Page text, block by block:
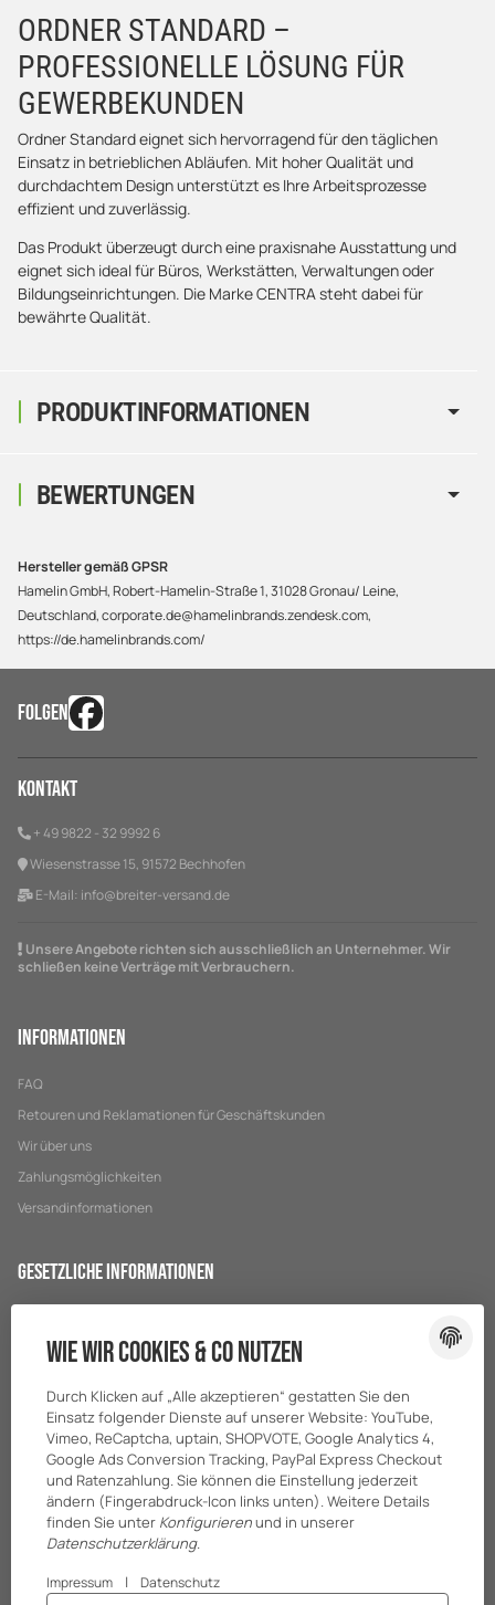
PRODUKTINFORMATIONEN
ORDNER STANDARD –
PROFESSIONELLE LÖSUNG FÜR
GEWERBEKUNDEN
Ordner Standard eignet sich hervorragend für den täglichen
Einsatz in betrieblichen Abläufen. Mit hoher Qualität und
durchdachtem Design unterstützt es Ihre Arbeitsprozesse
effizient und zuverlässig.
Das Produkt überzeugt durch eine praxisnahe Ausstattung und
eignet sich ideal für Büros, Werkstätten, Verwaltungen oder
Bildungseinrichtungen. Die Marke CENTRA steht dabei für
bewährte Qualität.
BEWERTUNGEN
Hersteller gemäß GPSR
Hamelin GmbH, Robert-Hamelin-Straße 1, 31028 Gronau/ Leine,
Deutschland, corporate.de@hamelinbrands.zendesk.com,
https://de.hamelinbrands.com/
FOLGEN
Kontakt
+ 49 9822 - 32 9992 6
Wiesenstrasse 15, 91572 Bechhofen
E-Mail: info@breiter-versand.de
Unsere Angebote richten sich ausschließlich an Unternehmer. Wir
schließen keine Verträge mit Verbrauchern.
Informationen
FAQ
Retouren und Reklamationen für Geschäftskunden
Wir über uns
Zahlungsmöglichkeiten
Versandinformationen
Gesetzliche Informationen
Impressum
Batteriegesetzhinweise
Wie wir Cookies & Co nutzen
Durch Klicken auf „Alle akzeptieren“ gestatten Sie den
Einsatz folgender Dienste auf unserer Website: YouTube,
Vimeo, ReCaptcha, uptain, SHOPVOTE, Google Analytics 4,
Google Ads Conversion Tracking, PayPal Express Checkout
und Ratenzahlung. Sie können die Einstellung jederzeit
ändern (Fingerabdruck-Icon links unten). Weitere Details
finden Sie unter Konfigurierenund in unserer
Datenschutzerklärung.
Impressum | Datenschutz